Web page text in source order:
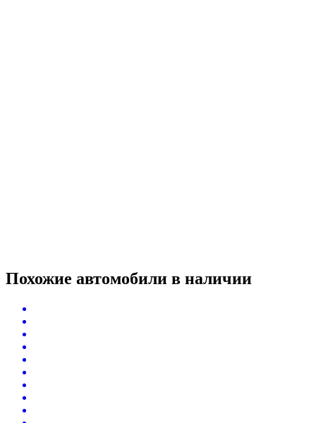
Похожие автомобили в наличии